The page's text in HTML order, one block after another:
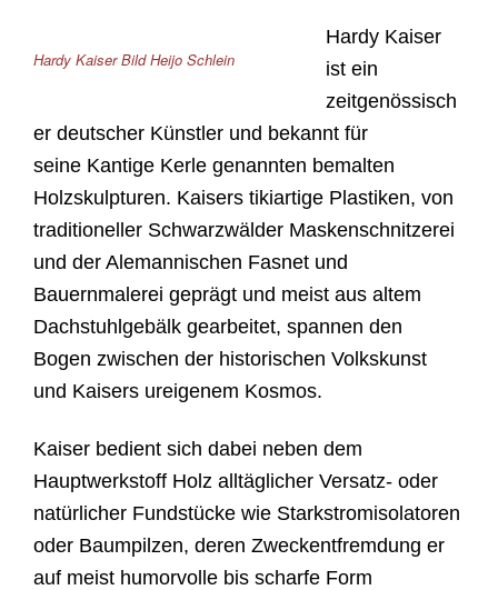
Hardy Kaiser Bild Heijo Schlein
Hardy Kaiser
ist ein
zeitgenössisch
er deutscher Künstler und bekannt für
seine Kantige Kerle genannten bemalten
Holzskulpturen. Kaisers tikiartige Plastiken, von
traditioneller Schwarzwälder Maskenschnitzerei
und der Alemannischen Fasnet und
Bauernmalerei geprägt und meist aus altem
Dachstuhlgebälk gearbeitet, spannen den
Bogen zwischen der historischen Volkskunst
und Kaisers ureigenem Kosmos.
Kaiser bedient sich dabei neben dem
Hauptwerkstoff Holz alltäglicher Versatz- oder
natürlicher Fundstücke wie Starkstromisolatoren
oder Baumpilzen, deren Zweckentfremdung er
auf meist humorvolle bis scharfe Form